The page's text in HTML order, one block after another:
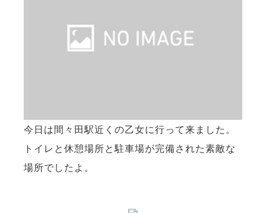
今日は間々田駅近くの乙女に行って来ました。
トイレと休憩場所と駐車場が完備された素敵な
場所でしたよ。